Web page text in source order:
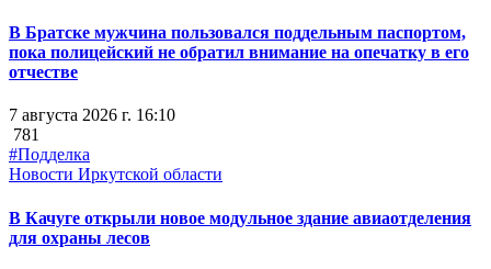
В Братске мужчина пользовался поддельным паспортом,
пока полицейский не обратил внимание на опечатку в его
отчестве
7 августа 2026 г. 16:10
781
#Подделка
Новости Иркутской области
В Качуге открыли новое модульное здание авиаотделения
для охраны лесов